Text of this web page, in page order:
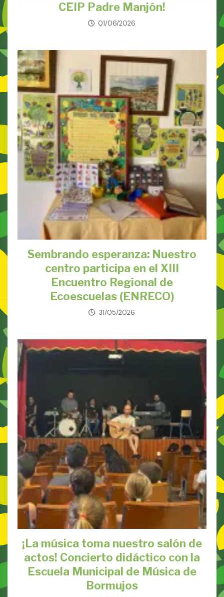
CEIP Padre Manjón!
01/06/2026
Sembrando esperanza: Nuestro
centro participa en el XIII
Encuentro Regional de
Ecoescuelas (ENRECO)
31/05/2026
¡La música toma nuestro salón de
actos! Concierto didáctico con la
Escuela Municipal de Música de
Bormujos